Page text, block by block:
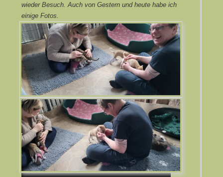
wieder Besuch. Auch von Gestern und heute habe ich
einige Fotos.